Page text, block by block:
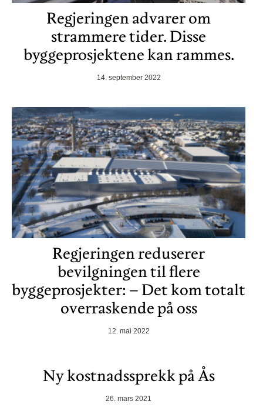
Regjeringen advarer om
strammere tider. Disse
byggeprosjektene kan rammes.
14. september 2022
Regjeringen reduserer
bevilgningen til flere
byggeprosjekter: – Det kom totalt
overraskende på oss
12. mai 2022
Ny kostnadssprekk på Ås
26. mars 2021